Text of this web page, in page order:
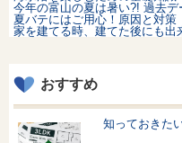
今年の富山の夏は暑い?! 過去デ
夏バテにはご用心！原因と対策
家を建てる時、建てた後にも出
おすすめ
知っておきた